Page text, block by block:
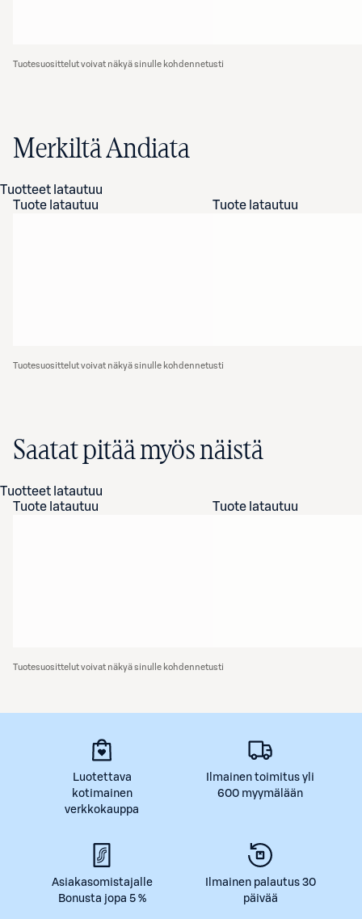
Tuotesuosittelut voivat näkyä sinulle kohdennetusti
Merkiltä Andiata
Tuotteet latautuu
Tuote latautuu
Tuote latautuu
Tuotesuosittelut voivat näkyä sinulle kohdennetusti
Saatat pitää myös näistä
Tuotteet latautuu
Tuote latautuu
Tuote latautuu
Tuotesuosittelut voivat näkyä sinulle kohdennetusti
Luotettava
kotimainen
verkkokauppa
Ilmainen toimitus yli
600 myymälään
Asiakasomistajalle
Bonusta jopa 5 %
Ilmainen palautus 30
päivää